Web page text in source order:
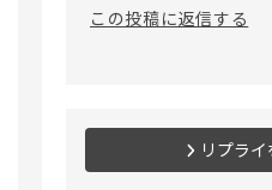
この投稿に返信する
リプラ